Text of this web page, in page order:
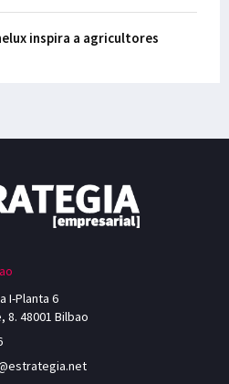
inspira a agricultores
I-Planta 6
8. 48001 Bilbao